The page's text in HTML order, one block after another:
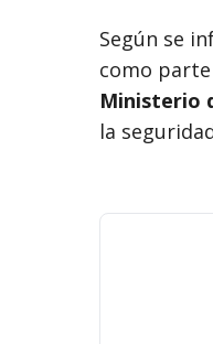
Según se
como
Ministerio
la